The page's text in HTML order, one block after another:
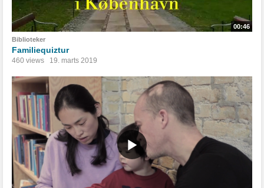
00:46
Biblioteker
Familiequiztur
460 views 19. marts 2019